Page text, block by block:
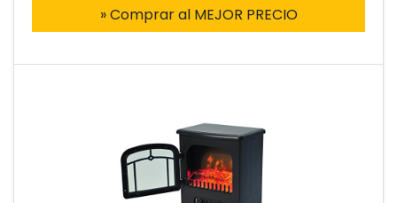
» Comprar al MEJOR PRECIO